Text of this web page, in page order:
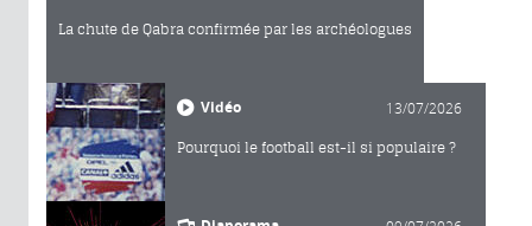
La chute de Qabra confirmée par les archéologues
Vidéo 13/07/2026
Pourquoi le football est-il si populaire ?